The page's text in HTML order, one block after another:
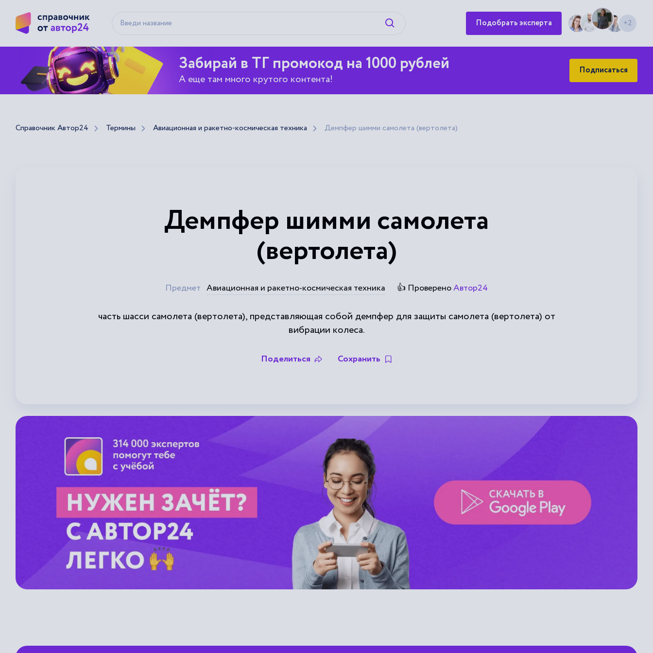
Искать Подобрать эксперта +2
Забирай в ТГ промокод на 1000 рублей
А еще там много крутого контента!
Подписаться
Справочник Автор24 Термины Авиационная и ракетно-космическая техника Демпфер шимми самолета (вертолета)
Демпфер шимми самолета
(вертолета)
Предмет Авиационная и ракетно-космическая техника 👍 ПровереноАвтор24
часть шасси самолета (вертолета), представляющая собой демпфер для защиты самолета (вертолета) от
вибрации колеса.
Поделиться Сохранить